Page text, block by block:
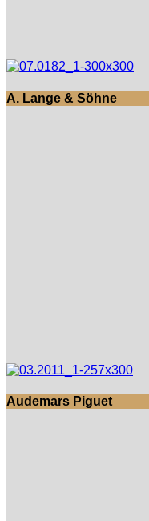
A. Lange & Söhne
Audemars Piguet